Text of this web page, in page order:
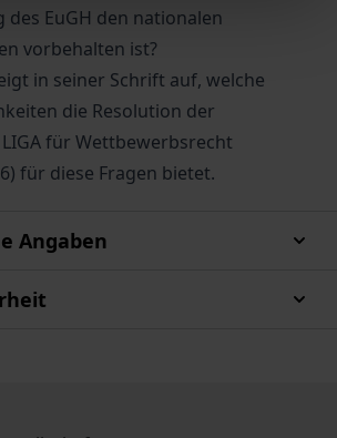
des EuGH den nationalen
vorbehalten ist?
in seiner Schrift auf, welche
die Resolution der
für Wettbewerbsrecht
für diese Fragen bietet.
Angaben